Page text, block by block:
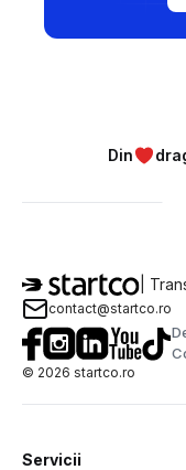
Din
|
contact@startco.ro
© 2026 startco.ro
Servicii